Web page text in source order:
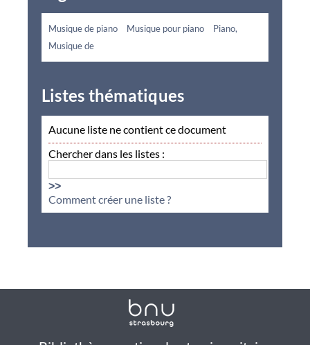
Musique de piano Musique pour piano
Piano,
Musique de
Listes thématiques
Aucune liste ne contient ce document
Chercher dans les listes :
>>
Comment créer une liste ?